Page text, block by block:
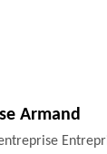
Armand